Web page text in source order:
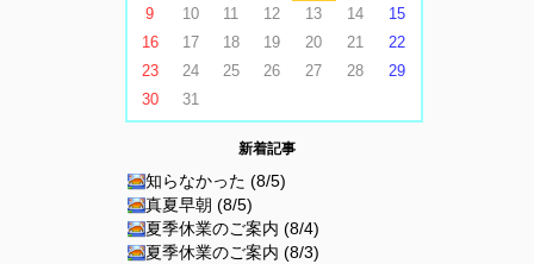
9
10 11 12 13 14
15
16
17 18 19 20 21
22
23
24 25 26 27 28
29
30
31
新着記事
知らなかった (8/5)
真夏早朝 (8/5)
夏季休業のご案内 (8/4)
夏季休業のご案内 (8/3)